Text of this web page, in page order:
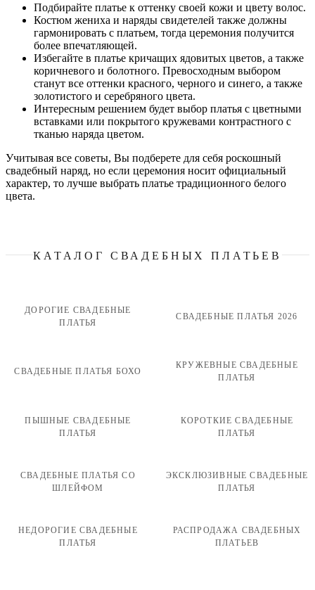
Подбирайте платье к оттенку своей кожи и цвету волос.
Костюм жениха и наряды свидетелей также должны
гармонировать с платьем, тогда церемония получится
более впечатляющей.
Избегайте в платье кричащих ядовитых цветов, а также
коричневого и болотного. Превосходным выбором
станут все оттенки красного, черного и синего, а также
золотистого и серебряного цвета.
Интересным решением будет выбор платья с цветными
вставками или покрытого кружевами контрастного с
тканью наряда цветом.
Учитывая все советы, Вы подберете для себя роскошный
свадебный наряд, но если церемония носит официальный
характер, то лучше выбрать платье традиционного белого
цвета.
КАТАЛОГ СВАДЕБНЫХ ПЛАТЬЕВ
ДОРОГИЕ СВАДЕБНЫЕ
ПЛАТЬЯ
СВАДЕБНЫЕ ПЛАТЬЯ 2026
СВАДЕБНЫЕ ПЛАТЬЯ БОХО
КРУЖЕВНЫЕ СВАДЕБНЫЕ
ПЛАТЬЯ
ПЫШНЫЕ СВАДЕБНЫЕ
ПЛАТЬЯ
КОРОТКИЕ СВАДЕБНЫЕ
ПЛАТЬЯ
СВАДЕБНЫЕ ПЛАТЬЯ СО
ШЛЕЙФОМ
ЭКСКЛЮЗИВНЫЕ СВАДЕБНЫЕ
ПЛАТЬЯ
НЕДОРОГИЕ СВАДЕБНЫЕ
ПЛАТЬЯ
РАСПРОДАЖА СВАДЕБНЫХ
ПЛАТЬЕВ